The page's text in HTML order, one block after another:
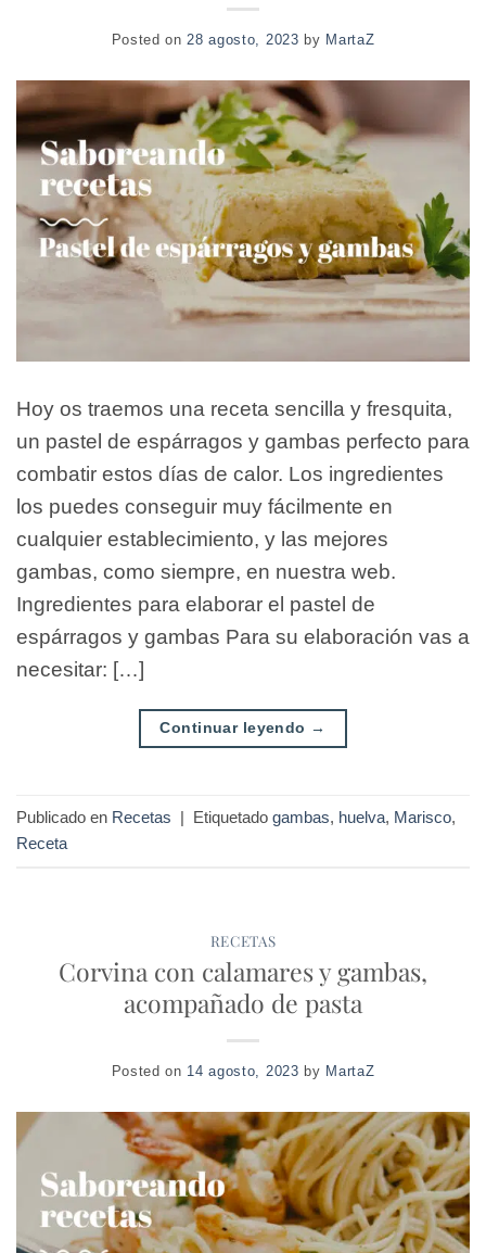
Posted on 28 agosto, 2023 by MartaZ
Hoy os traemos una receta sencilla y fresquita,
un pastel de espárragos y gambas perfecto para
combatir estos días de calor. Los ingredientes
los puedes conseguir muy fácilmente en
cualquier establecimiento, y las mejores
gambas, como siempre, en nuestra web.
Ingredientes para elaborar el pastel de
espárragos y gambas Para su elaboración vas a
necesitar: […]
Continuar leyendo →
Publicado en Recetas | Etiquetado gambas, huelva, Marisco,
Receta
RECETAS
Corvina con calamares y gambas,
acompañado de pasta
Posted on 14 agosto, 2023 by MartaZ